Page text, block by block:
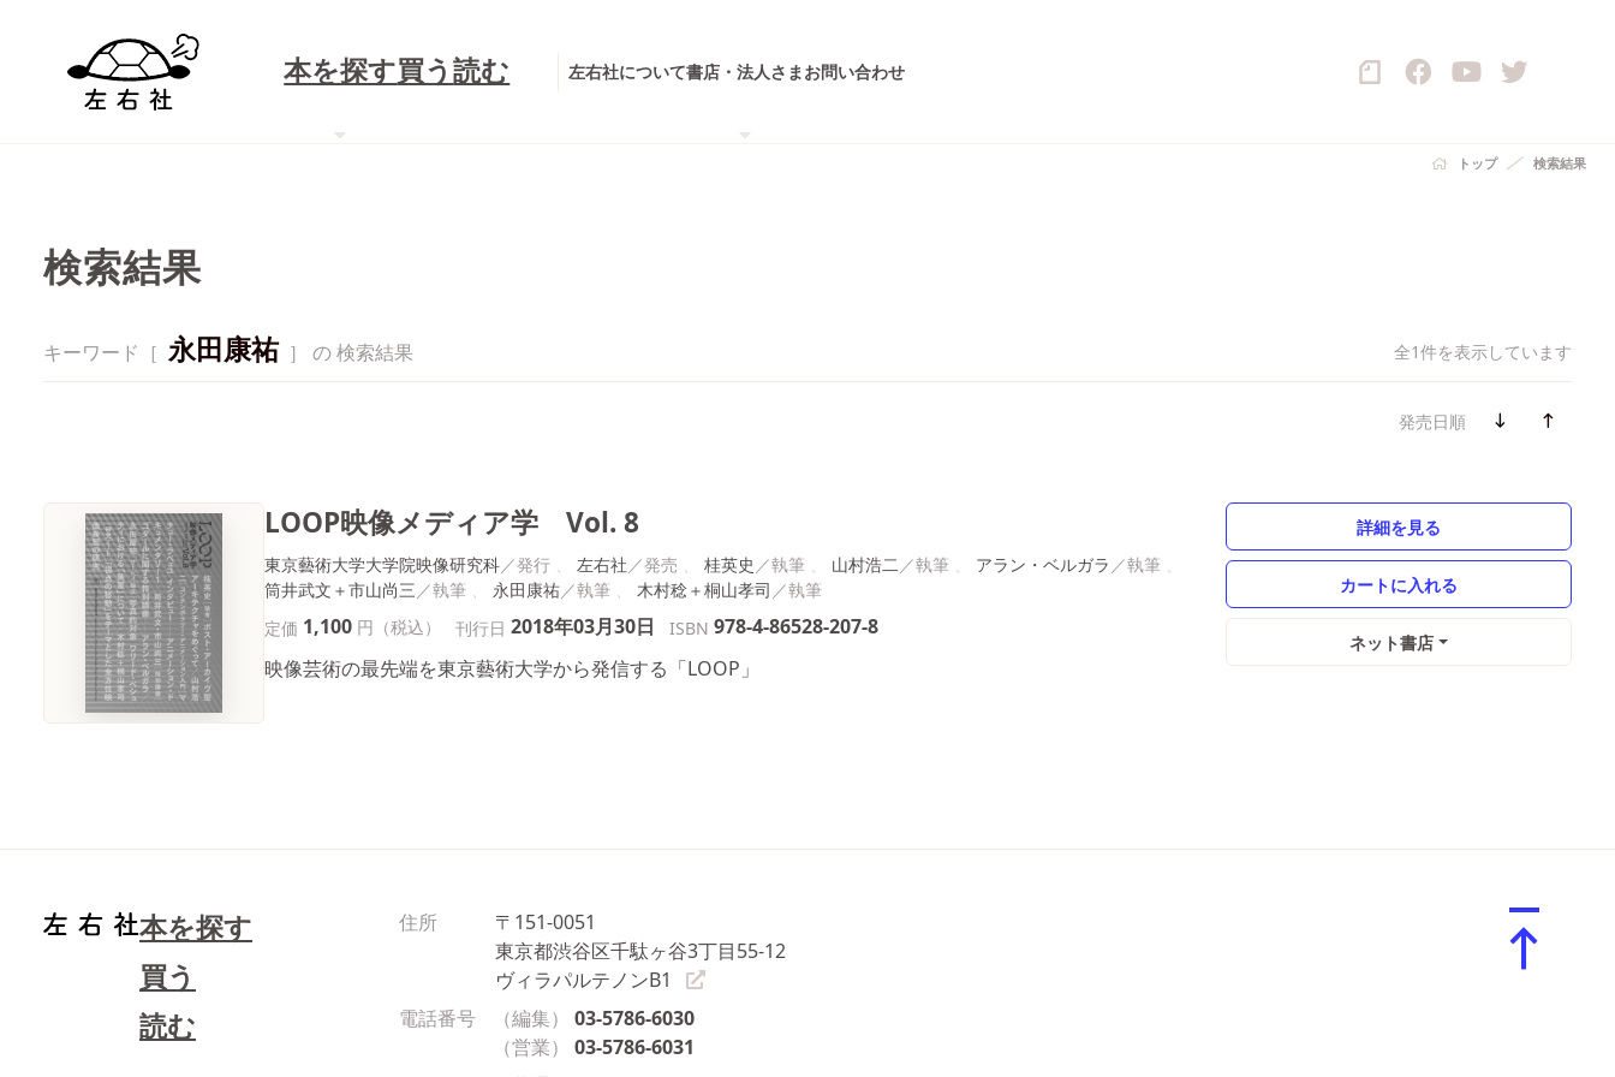
本を探す買う読む 左右社について書店・法人さまお問い合わせ
トップ 検索結果
検索結果
キーワード［ 永田康祐 ］ の 検索結果 全1件を表示しています
発売日順
LOOP映像メディア学 Vol. 8
東京藝術大学大学院映像研究科 左右社 桂英史 山村浩二
アラン・ベルガラ
筒井武文＋市山尚三
永田康祐
木村稔＋桐山孝司
定価 1,100 円（税込） 刊行日 2018年03月30日 ISBN 978-4-86528-207-8
映像芸術の最先端を東京藝術大学から発信する「LOOP」
詳細を見る
ネット書店
本を探す
買う
読む
住所
〒151-0051
東京都渋谷区千駄ヶ谷3丁目55-12
ヴィラパルテノンB1
電話番号
（編集）
03-5786-6030
（営業）
03-5786-6031